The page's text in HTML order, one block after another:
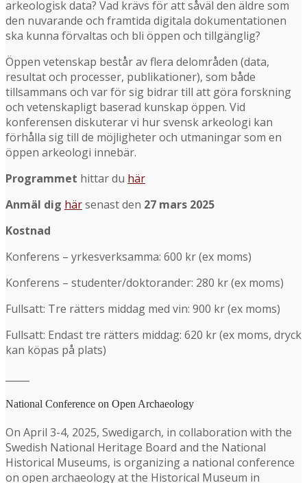
arkeologisk data? Vad krävs för att såväl den äldre som
den nuvarande och framtida digitala dokumentationen
ska kunna förvaltas och bli öppen och tillgänglig?
Öppen vetenskap består av flera delområden (data,
resultat och processer, publikationer), som både
tillsammans och var för sig bidrar till att göra forskning
och vetenskapligt baserad kunskap öppen. Vid
konferensen diskuterar vi hur svensk arkeologi kan
förhålla sig till de möjligheter och utmaningar som en
öppen arkeologi innebär.
Programmet hittar du här
Anmäl dig härsenast den 27 mars 2025
Kostnad
Konferens – yrkesverksamma: 600 kr (ex moms)
Konferens – studenter/doktorander: 280 kr (ex moms)
Fullsatt: Tre rätters middag med vin: 900 kr (ex moms)
Fullsatt: Endast tre rätters middag: 620 kr (ex moms, dryck
kan köpas på plats)
National Conference on Open Archaeology
On April 3-4, 2025, Swedigarch, in collaboration with the
Swedish National Heritage Board and the National
Historical Museums, is organizing a national conference
on open archaeology at the Historical Museum in